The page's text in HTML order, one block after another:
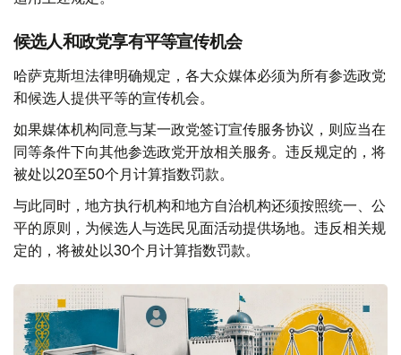
候选人和政党享有平等宣传机会
哈萨克斯坦法律明确规定，各大众媒体必须为所有参选政党
和候选人提供平等的宣传机会。
如果媒体机构同意与某一政党签订宣传服务协议，则应当在
同等条件下向其他参选政党开放相关服务。违反规定的，将
被处以20至50个月计算指数罚款。
与此同时，地方执行机构和地方自治机构还须按照统一、公
平的原则，为候选人与选民见面活动提供场地。违反相关规
定的，将被处以30个月计算指数罚款。